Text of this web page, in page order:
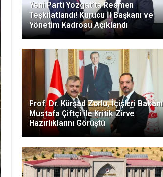
Yeni Parti Yozgat’ta Resmen
Teşkilatlandı! Kurucu İl Başkanı ve
Yönetim Kadrosu Açıklandı
Prof. Dr. Kürşad Zorlu, İçişleri Bakanı
Mustafa Çiftçi ile Kritik Zirve
Hazırlıklarını Görüştü